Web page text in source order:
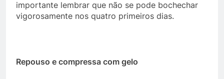
importante lembrar que não se pode bochechar
vigorosamente nos quatro primeiros dias.
Repouso e compressa com gelo